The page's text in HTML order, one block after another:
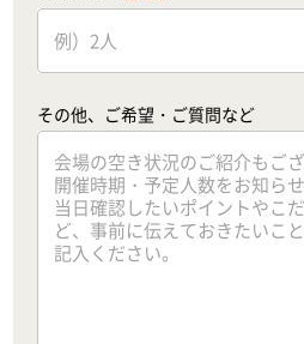
その他、ご希望・ご質問など